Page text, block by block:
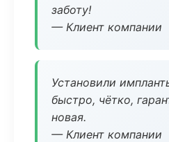
заботу!
— Клиент компании
Установили
быстро, чётко,
новая.
— Клиент компании